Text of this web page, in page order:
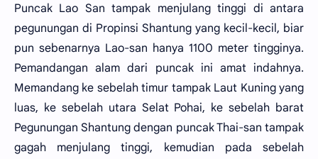
Puncak Lao San tampak menjulang tinggi di antara
pegunungan di Propinsi Shantung yang kecil-kecil, biar
pun sebenarnya Lao-san hanya 1100 meter tingginya.
Pemandangan alam dari puncak ini amat indahnya.
Memandang ke sebelah timur tampak Laut Kuning yang
luas, ke sebelah utara Selat Pohai, ke sebelah barat
Pegunungan Shantung dengan puncak Thai-san tampak
gagah menjulang tinggi, kemudian pada sebelah